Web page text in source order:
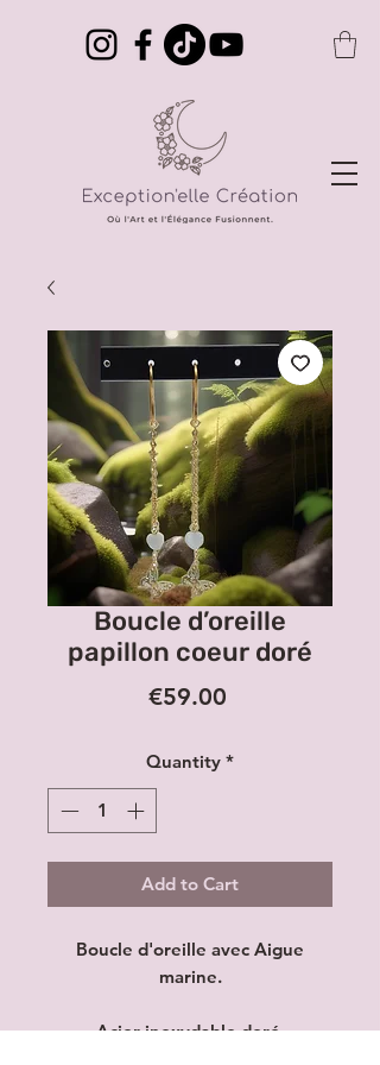
Boucle d’oreille
papillon coeur doré
€59.00Price
Quantity *
Add to Cart
Boucle d'oreille avec Aigue
marine.
Acier inoxydable doré.